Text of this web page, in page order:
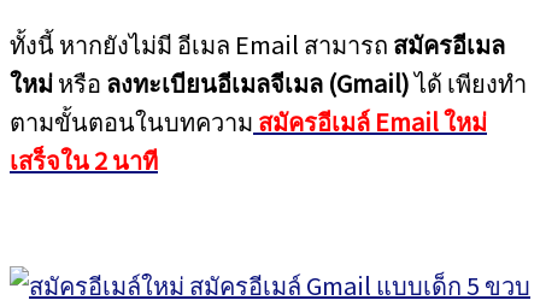
ทั้งนี้ หากยังไม่มี อีเมล Email สามารถ สมัครอีเมล
ใหม่หรือ ลงทะเบียนอีเมลจีเมล (Gmail)ได้ เพียงทำ
ตามขั้นตอนในบทความ สมัครอีเมล์ Email ใหม่
เสร็จใน 2 นาที